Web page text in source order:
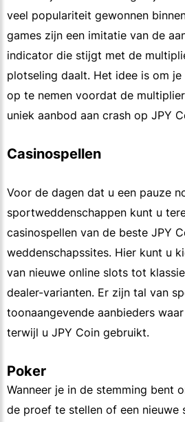
veel populariteit gewonnen
games zijn een imitatie van de
indicator die stijgt met de
plotseling daalt. Het idee is om
op te nemen voordat de
uniek aanbod aan crash op JPY
Casinospellen
Voor de dagen dat u een pauze
sportweddenschappen kunt u
casinospellen van de beste JPY
weddenschapssites. Hier kunt u
van nieuwe online slots tot
dealer-varianten. Er zijn tal van
toonaangevende aanbieders
terwijl u JPY Coin gebruikt.
Poker
Wanneer je in de stemming bent
de proef te stellen of een nieuwe